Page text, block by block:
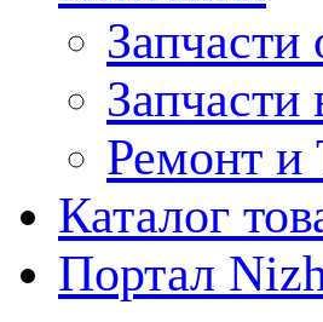
Запчасти
Запчасти
Ремонт и
Каталог
Портал